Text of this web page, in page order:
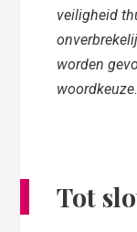
veiligheid
worden
woordkeuze.
Tot